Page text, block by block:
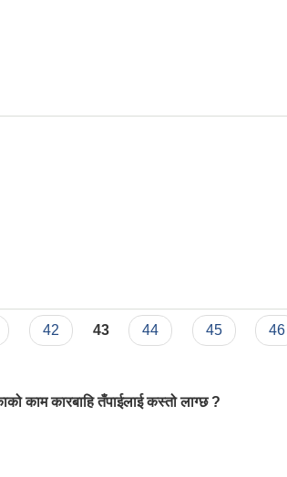
42 43 44 45 46
काम कारबाहि तँपाईलाई कस्तो लाग्छ ?